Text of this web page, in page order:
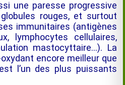
une paresse progressive
rouges, et surtout
immunitaires (antigènes
lymphocytes cellulaires,
mastocyttaire…). La
encore meilleur que
l’un des plus puissants